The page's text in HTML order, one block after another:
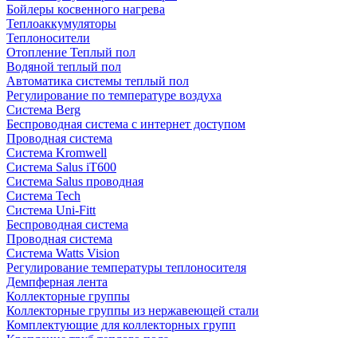
Бойлеры косвенного нагрева
Теплоаккумуляторы
Теплоносители
Отопление Теплый пол
Водяной теплый пол
Автоматика системы теплый пол
Регулирование по температуре воздуха
Система Berg
Беспроводная система с интернет доступом
Проводная система
Система Kromwell
Система Salus iT600
Система Salus проводная
Система Tech
Система Uni-Fitt
Беспроводная система
Проводная система
Система Watts Vision
Регулирование температуры теплоносителя
Демпферная лента
Коллекторные группы
Коллекторные группы из нержавеющей стали
Комплектующие для коллекторных групп